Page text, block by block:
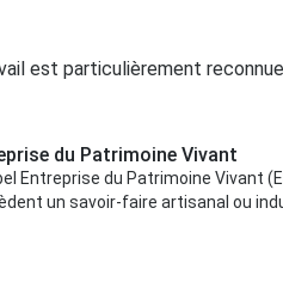
est particulièrement reconnue
du Patrimoine Vivant
Entreprise du Patrimoine Vivant
un savoir-faire artisanal ou